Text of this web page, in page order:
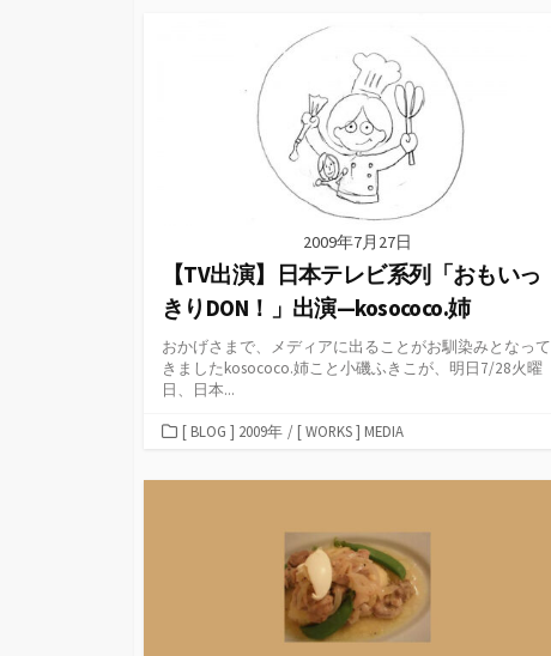
2009年7月27日
【TV出演】日本テレビ系列「おもいっ
きりDON！」出演—kosococo.姉
おかげさまで、メディアに出ることがお馴染みとなって
きましたkosococo.姉こと小磯ふきこが、明日7/28火曜
日、日本...
カ
ゴ
[ BLOG ] 2009年 / [ WORKS ] MEDIA